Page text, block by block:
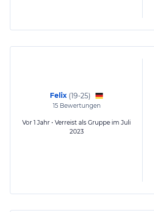
Felix (19-25)
15Bewertungen
Vor 1 Jahr • Verreist als Gruppe im Juli
2023